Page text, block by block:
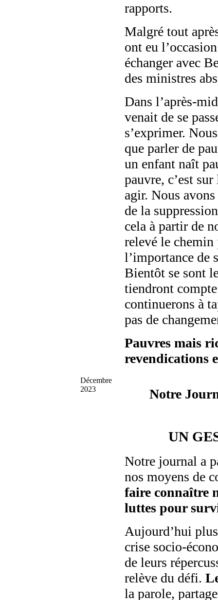
rapports.
Malgré tout
ont eu
échanger avec
des ministres
Dans l’après-
venait de se
s’exprimer.
que parler de
un enfant naît
pauvre, c’est
agir. Nous
de la
cela à partir de
relevé le chemin
l’importance de
Bientôt se sont
tiendront
continuerons à
pas de
Pauvres mais
revendications
Décembre
2023
Notre
UN
Notre journal a
nos moyens de
faire connaître
luttes pour
Aujourd’hui
crise socio-
de leurs
relève du défi.
la parole,